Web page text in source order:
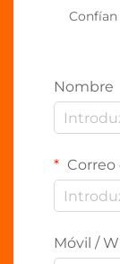
Nombre
Móvil /